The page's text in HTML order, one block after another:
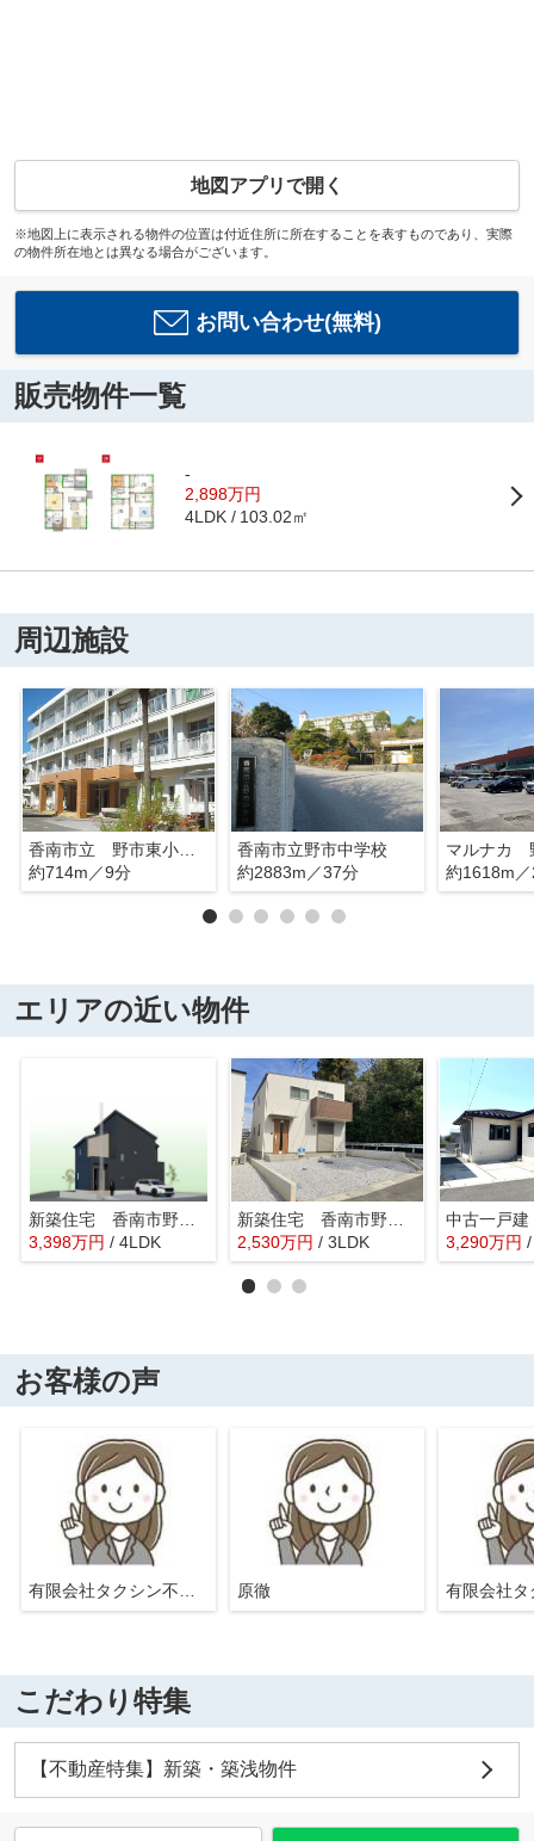
地図アプリで開く
※地図上に表示される物件の位置は付近住所に所在することを表すものであり、実際
の物件所在地とは異なる場合がございます。
お問い合わせ(無料)
販売物件一覧
-
2,898万円
4LDK 103.02㎡
周辺施設
香南市立 野市東小学校
約714m／9分
香南市立野市中学校
約2883m／37分
マルナカ
約1618m
エリアの近い物件
新築住宅 香南市野市町西野６期①
3,398万円 / 4LDK
新築住宅 香南市野市町父養寺
2,530万円 / 3LDK 3,290万円
お客様の声
原徹
こだわり特集
【不動産特集】新築・築浅物件